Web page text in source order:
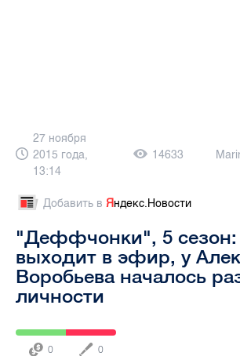
27 ноября
2015 года,
13:14
14633
Добавить в Яндекс.Новости
"Деффчонки", 5 сезон:
выходит в эфир, у
Воробьева началось
личности
0 0